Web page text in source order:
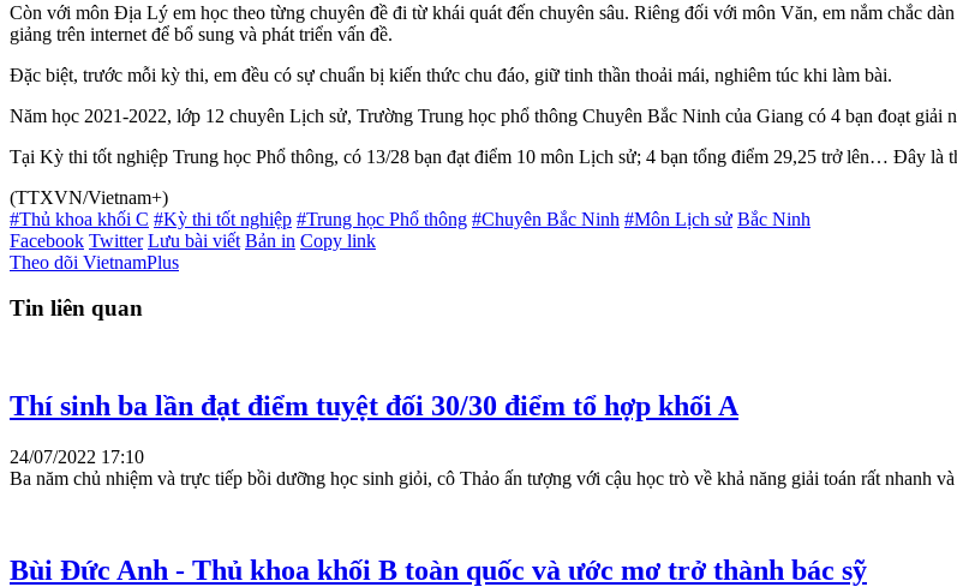
Còn với môn Địa Lý em học theo từng chuyên đề đi từ khái quát đến chuyên sâu. Riêng đối với môn Văn, em nắm chắc
giảng trên internet để bổ sung và phát triển vấn đề.
Đặc biệt, trước mỗi kỳ thi, em đều có sự chuẩn bị kiến thức chu đáo, giữ tinh thần thoải mái, nghiêm túc khi làm bài.
Năm học 2021-2022, lớp 12 chuyên Lịch sử, Trường Trung học phổ thông Chuyên Bắc Ninh của Giang có 4 bạn đoạt
Tại Kỳ thi tốt nghiệp Trung học Phổ thông, có 13/28 bạn đạt điểm 10 môn Lịch sử; 4 bạn tổng điểm 29,25 trở lên… Đây là
(TTXVN/Vietnam+)
#Thủ khoa khối C #Kỳ thi tốt nghiệp #Trung học Phổ thông #Chuyên Bắc Ninh #Môn Lịch sử Bắc Ninh
Facebook Twitter Lưu bài viết Bản in Copy link
Theo dõi VietnamPlus
Tin liên quan
Thí sinh ba lần đạt điểm tuyệt đối 30/30 điểm tổ hợp khối A
24/07/2022 17:10
Ba năm chủ nhiệm và trực tiếp bồi dưỡng học sinh giỏi, cô Thảo ấn tượng với cậu học trò về khả năng giải toán rất nhanh
Bùi Đức Anh - Thủ khoa khối B toàn quốc và ước mơ trở thành bác sỹ